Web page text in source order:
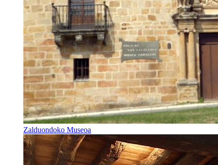
Zalduondoko Museoa